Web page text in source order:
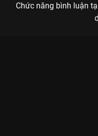
Chức năng bình luận